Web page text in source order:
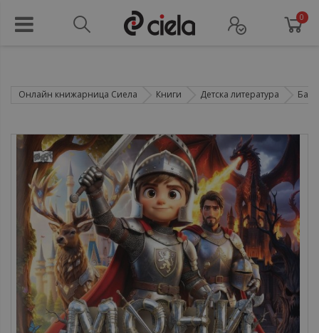
0
Онлайн книжарница Сиела Книги Детска литература